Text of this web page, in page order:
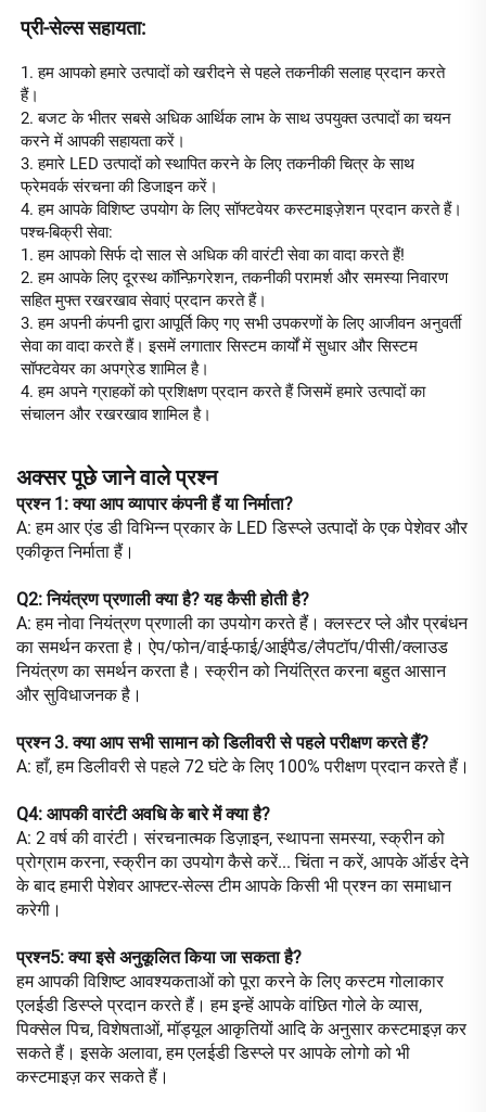
प्री-सेल्स सहायता:
1. हम आपको हमारे उत्पादों को खरीदने से पहले तकनीकी सलाह प्रदान करते
हैं।
2. बजट के भीतर सबसे अधिक आर्थिक लाभ के साथ उपयुक्त उत्पादों का चयन
करने में आपकी सहायता करें।
3. हमारे LED उत्पादों को स्थापित करने के लिए तकनीकी चित्र के साथ
फ्रेमवर्क संरचना की डिजाइन करें।
पश्च-बिक्री सेवा:
1. हम आपको सिर्फ दो साल से अधिक की वारंटी सेवा का वादा करते हैं!
2. हम आपके लिए दूरस्थ कॉन्फ़िगरेशन, तकनीकी परामर्श और समस्या निवारण
सहित मुफ्त रखरखाव सेवाएं प्रदान करते हैं।
3. हम अपनी कंपनी द्वारा आपूर्ति किए गए सभी उपकरणों के लिए आजीवन अनुवर्ती
सेवा का वादा करते हैं। इसमें लगातार सिस्टम कार्यों में सुधार और सिस्टम
सॉफ्टवेयर का अपग्रेड शामिल है।
4. हम अपने ग्राहकों को प्रशिक्षण प्रदान करते हैं जिसमें हमारे उत्पादों का
संचालन और रखरखाव शामिल है।
अक्सर पूछे जाने वाले प्रश्न
प्रश्न 1: क्या आप व्यापार कंपनी हैं या निर्माता?
A: हम आर एंड डी विभिन्न प्रकार के LED डिस्प्ले उत्पादों के एक पेशेवर और
एकीकृत निर्माता हैं।
Q2: नियंत्रण प्रणाली क्या है? यह कैसी होती है?
A: हम नोवा नियंत्रण प्रणाली का उपयोग करते हैं। क्लस्टर प्ले और प्रबंधन
का समर्थन करता है। ऐप/फोन/वाई-फाई/आईपैड/लैपटॉप/पीसी/क्लाउड
नियंत्रण का समर्थन करता है। स्क्रीन को नियंत्रित करना बहुत आसान
और सुविधाजनक है।
प्रश्न 3. क्या आप सभी सामान को डिलीवरी से पहले परीक्षण करते हैं?
A: हाँ, हम डिलीवरी से पहले 72 घंटे के लिए 100% परीक्षण प्रदान करते हैं।
Q4: आपकी वारंटी अवधि के बारे में क्या है?
A: 2 वर्ष की वारंटी। संरचनात्मक डिज़ाइन, स्थापना समस्या, स्क्रीन को
प्रोग्राम करना, स्क्रीन का उपयोग कैसे करें... चिंता न करें, आपके ऑर्डर देने
के बाद हमारी पेशेवर आफ्टर-सेल्स टीम आपके किसी भी प्रश्न का समाधान
करेगी।
प्रश्न5: क्या इसे अनुकूलित किया जा सकता है?
हम आपकी विशिष्ट आवश्यकताओं को पूरा करने के लिए कस्टम गोलाकार
एलईडी डिस्प्ले प्रदान करते हैं। हम इन्हें आपके वांछित गोले के व्यास,
पिक्सेल पिच, विशेषताओं, मॉड्यूल आकृतियों आदि के अनुसार कस्टमाइज़ कर
सकते हैं। इसके अलावा, हम एलईडी डिस्प्ले पर आपके लोगो को भी
कस्टमाइज़ कर सकते हैं।